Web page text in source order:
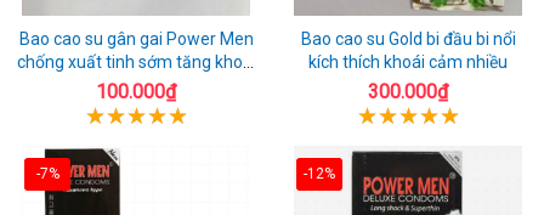
Bao cao su gân gai Power Men
chống xuất tinh sớm tăng khoái
cảm
100.000₫
Bao cao su Gold bi đầu bi nổi
kích thích khoái cảm nhiều
300.000₫
-7% -12%